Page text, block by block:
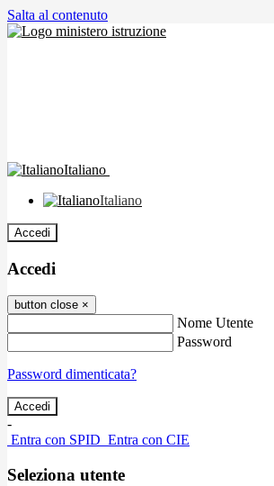
Salta al contenuto
Italiano
Italiano
Accedi
Accedi
button close ×
Nome Utente
Password
Password dimenticata?
-
Entra con SPID Entra con CIE
Seleziona utente